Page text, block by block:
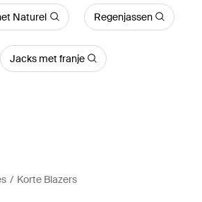
Naturel Regenjassen
Jacks met franje
Korte Blazers